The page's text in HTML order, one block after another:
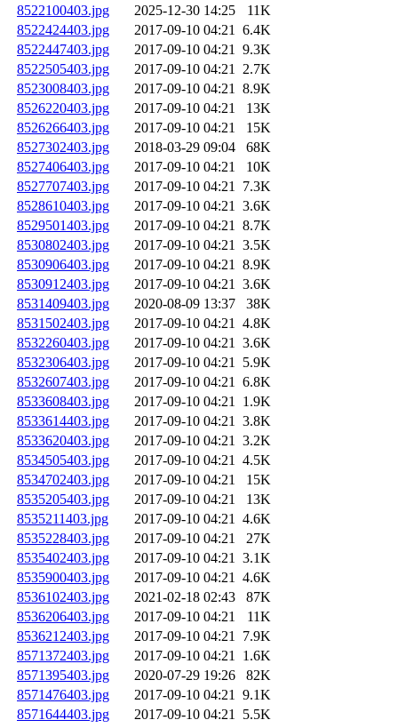
8522100403.jpg
2025-12-30 14:25
11K
8522424403.jpg
2017-09-10 04:21 6.4K
8522447403.jpg
2017-09-10 04:21 9.3K
8522505403.jpg
2017-09-10 04:21 2.7K
8523008403.jpg
2017-09-10 04:21 8.9K
8526220403.jpg
2017-09-10 04:21
13K
8526266403.jpg
2017-09-10 04:21
15K
8527302403.jpg
2018-03-29 09:04
68K
8527406403.jpg
2017-09-10 04:21
10K
8527707403.jpg
2017-09-10 04:21 7.3K
8528610403.jpg
2017-09-10 04:21 3.6K
8529501403.jpg
2017-09-10 04:21 8.7K
8530802403.jpg
2017-09-10 04:21 3.5K
8530906403.jpg
2017-09-10 04:21 8.9K
8530912403.jpg
2017-09-10 04:21 3.6K
8531409403.jpg
2020-08-09 13:37
38K
8531502403.jpg
2017-09-10 04:21 4.8K
8532260403.jpg
2017-09-10 04:21 3.6K
8532306403.jpg
2017-09-10 04:21 5.9K
8532607403.jpg
2017-09-10 04:21 6.8K
8533608403.jpg
2017-09-10 04:21 1.9K
8533614403.jpg
2017-09-10 04:21 3.8K
8533620403.jpg
2017-09-10 04:21 3.2K
8534505403.jpg
2017-09-10 04:21 4.5K
8534702403.jpg
2017-09-10 04:21
15K
8535205403.jpg
2017-09-10 04:21
13K
8535211403.jpg
2017-09-10 04:21 4.6K
8535228403.jpg
2017-09-10 04:21
27K
8535402403.jpg
2017-09-10 04:21 3.1K
8535900403.jpg
2017-09-10 04:21 4.6K
8536102403.jpg
2021-02-18 02:43
87K
8536206403.jpg
2017-09-10 04:21
11K
8536212403.jpg
2017-09-10 04:21 7.9K
8571372403.jpg
2017-09-10 04:21 1.6K
8571395403.jpg
2020-07-29 19:26
82K
8571476403.jpg
2017-09-10 04:21 9.1K
8571644403.jpg
2017-09-10 04:21 5.5K